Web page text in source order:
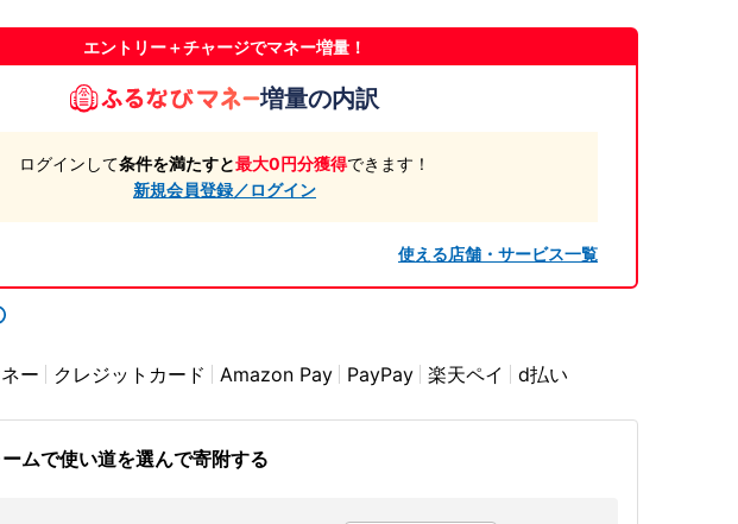
エントリー＋チャージでマネー増量！
増量の内訳
ログインして条件を満たすと最大0円分獲得できます！
新規会員登録／ログイン
使える店舗・サービス一覧
ー クレジットカード Amazon Pay PayPay 楽天ペイ d払い
ムで使い道を選んで寄附する